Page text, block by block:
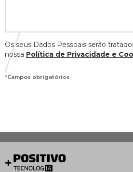
Os seus Dados Pessoais serão
nossa Política de Privacidade e
*Campos obrigatórios